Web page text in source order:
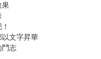
果
文字昇華
鬥志